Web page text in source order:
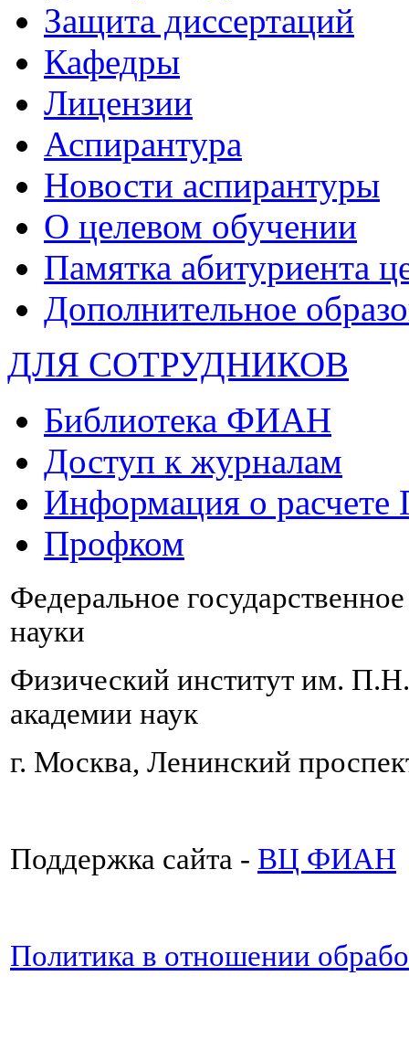
Защита диссертаций
Кафедры
Лицензии
Аспирантура
Новости аспирантуры
О целевом обучении
Памятка абитуриента
Дополнительное
ДЛЯ СОТРУДНИКОВ
Библиотека ФИАН
Доступ к журналам
Информация о
Профком
Федеральное
науки
Физический институт им.
академии наук
г. Москва, Ленинский
Поддержка сайта - ВЦ ФИАН
Политика в отношении